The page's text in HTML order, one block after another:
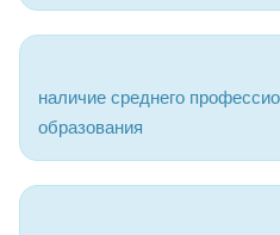
наличие среднего
образования